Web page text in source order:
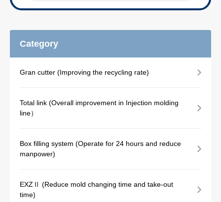
Category
Gran cutter (Improving the recycling rate)
Total link (Overall improvement in Injection molding
line）
Box filling system (Operate for 24 hours and reduce
manpower)
EXZⅡ (Reduce mold changing time and take-out
time)